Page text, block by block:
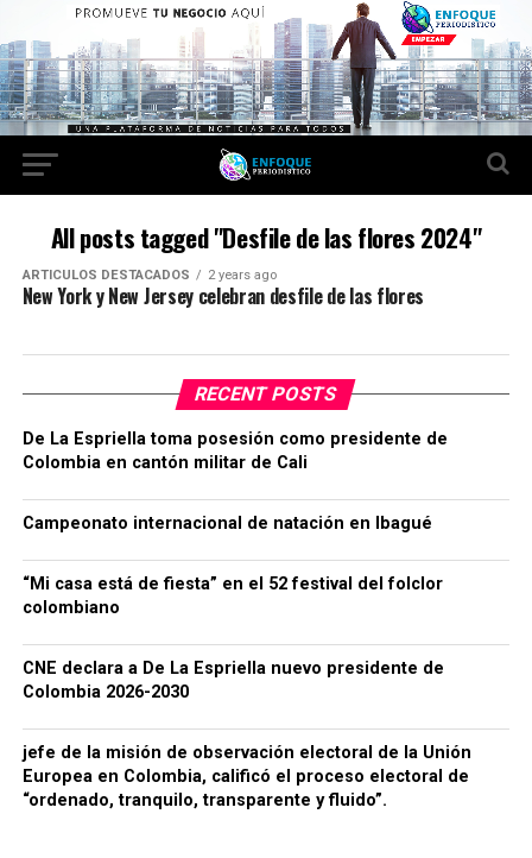
All posts tagged "Desfile de las flores 2024"
ARTICULOS DESTACADOS 2 years ago
New York y New Jersey celebran desfile de las flores
RECENT POSTS
De La Espriella toma posesión como presidente de
Colombia en cantón militar de Cali
Campeonato internacional de natación en Ibagué
“Mi casa está de fiesta” en el 52 festival del folclor
colombiano
CNE declara a De La Espriella nuevo presidente de
Colombia 2026-2030
jefe de la misión de observación electoral de la Unión
Europea en Colombia, calificó el proceso electoral de
“ordenado, tranquilo, transparente y fluido”.